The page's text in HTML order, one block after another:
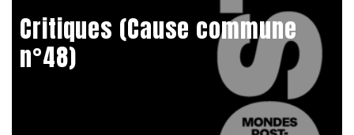
Critiques (Cause commune
n°48)